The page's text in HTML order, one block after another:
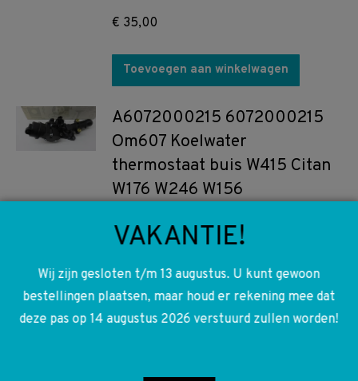
€ 35,00
Toevoegen aan winkelwagen
A6072000215 6072000215
Om607 Koelwater
thermostaat buis W415 Citan
W176 W246 W156
Toevoegen aan winkelwagen
A4157400016 4157400016
VAKANTIE!
Wij zijn gesloten t/m 13 augustus. U kunt gewoon
bestellingen plaatsen, maar houd er rekening mee dat
deze pas op 14 augustus 2026 verstuurd zullen worden!